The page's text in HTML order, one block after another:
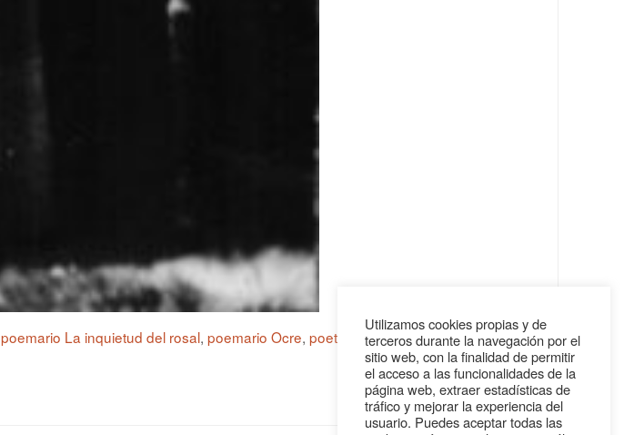
poemario La inquietud del rosal, poemario Ocre, poeta Jorge Valdivieso, poetas
Utilizamos cookies propias y de
terceros durante la navegación por el
sitio web, con la finalidad de permitir
el acceso a las funcionalidades de la
página web, extraer estadísticas de
tráfico y mejorar la experiencia del
usuario. Puedes aceptar todas las